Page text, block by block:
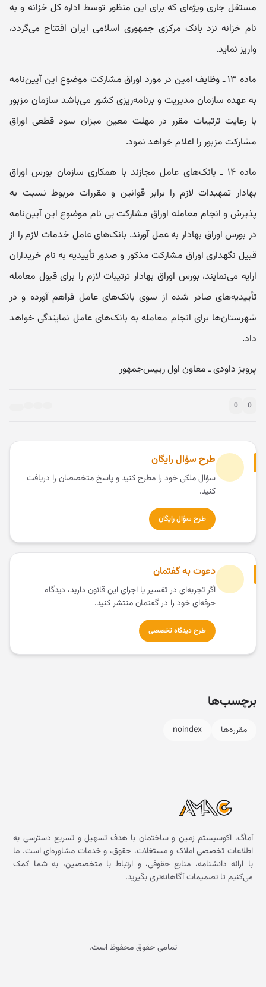
مستقل جاری ویژه‌ای که برای این منظور توسط اداره کل خزانه و به
نام خزانه نزد بانک مرکزی جمهوری اسلامی ایران افتتاح می‌گردد،
واریز نماید.
ماده ۱۳ ـ وظایف امین در مورد اوراق مشارکت موضوع این آیین‌نامه
به عهده سازمان مدیریت و برنامه‌ریزی کشور می‌باشد سازمان مزبور
با رعایت ترتیبات مقرر در مهلت معین میزان سود قطعی اوراق
مشارکت مزبور را اعلام خواهد نمود.
ماده ۱۴ ـ بانک‌های عامل مجازند با همکاری سازمان بورس اوراق
بهادار تمهیدات لازم را برابر قوانین و مقررات مربوط نسبت به
پذیرش و انجام معامله اوراق مشارکت بی نام موضوع این آیین‌نامه
در بورس اوراق بهادار به عمل آورند. بانک‌های عامل خدمات لازم را از
قبیل نگهداری اوراق مشارکت مذکور و صدور تأییدیه به نام خریداران
ارایه می‌نمایند، بورس اوراق بهادار ترتیبات لازم را برای قبول معامله
تأییدیه‌های صادر شده از سوی بانک‌های عامل فراهم آورده و در
شهرستان‌ها برای انجام معامله به بانک‌های عامل نمایندگی خواهد
داد.
پرویز داودی ـ معاون اول رییس‌جمهور
0
0
طرح سؤال رایگان
سؤال ملکی خود را مطرح کنید و پاسخ متخصصان را دریافت
کنید.
طرح سؤال رایگان
دعوت به گفتمان
اگر تجربه‌ای در تفسیر یا اجرای این قانون دارید، دیدگاه
حرفه‌ای خود را در گفتمان منتشر کنید.
طرح دیدگاه تخصصی
برچسب‌ها
مقرره‌ها noindex
آماگ، اکوسیستم زمین و ساختمان با هدف تسهیل و تسریع دسترسی به
اطلاعات تخصصی املاک و مستغلات، حقوق، و خدمات مشاوره‌ای است. ما
با ارائه دانشنامه، منابع حقوقی، و ارتباط با متخصصین، به شما کمک
می‌کنیم تا تصمیمات آگاهانه‌تری بگیرید.
تمامی حقوق محفوظ است.